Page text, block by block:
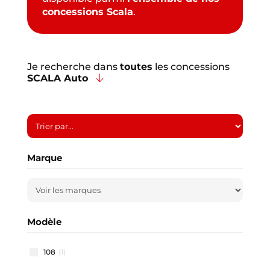
concessions Scala.
Je recherche dans toutes les concessions
SCALA Auto
Marque
Modèle
108 (1)